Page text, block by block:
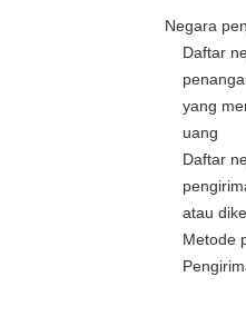
Negara
Daftar
yang
uang
Daftar
atau
Metode